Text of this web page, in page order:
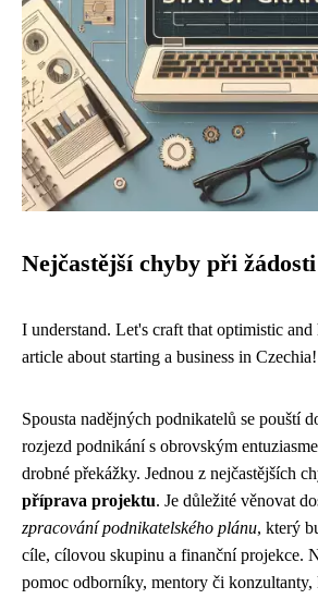
Nejčastější chyby při žádosti
I understand. Let's craft that optimistic
article about starting a business in Czechia!
Spousta nadějných podnikatelů se pouští
rozjezd podnikání s obrovským
drobné překážky. Jednou z nejčastějších
příprava projektu. Je důležité věnovat
zpracování podnikatelského plánu, který
cíle, cílovou skupinu a finanční projekce.
pomoc odborníky, mentory či konzultanty,